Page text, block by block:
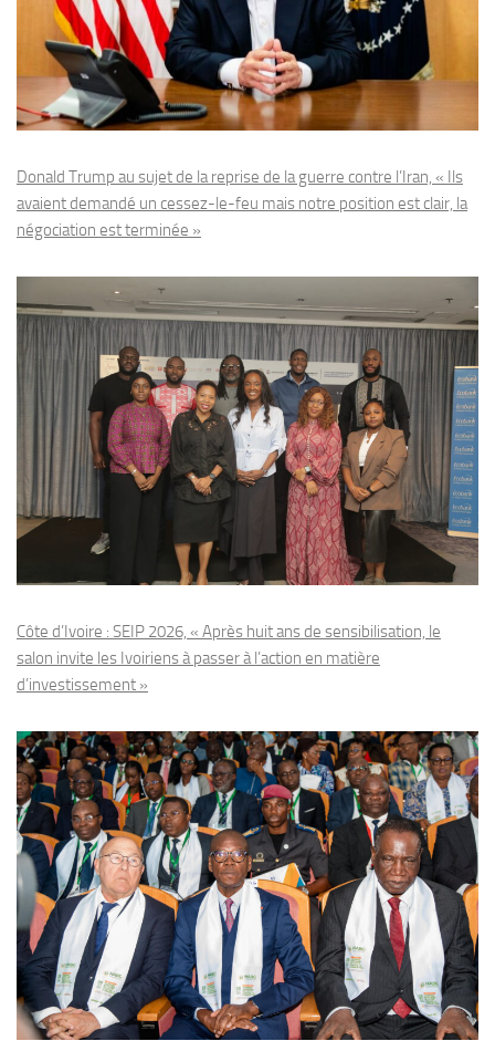
Donald Trump au sujet de la reprise de la guerre contre l’Iran, « Ils
avaient demandé un cessez-le-feu mais notre position est clair, la
négociation est terminée »
Côte d’Ivoire : SEIP 2026, « Après huit ans de sensibilisation, le
salon invite les Ivoiriens à passer à l’action en matière
d’investissement »